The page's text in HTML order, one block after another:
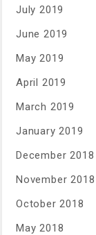
July 2019
June 2019
May 2019
April 2019
March 2019
January 2019
December 2018
November 2018
October 2018
May 2018